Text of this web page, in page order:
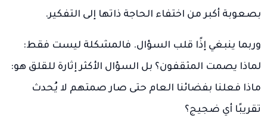
بصعوبة أكبر من اختفاء الحاجة ذاتها إلى التفكير.
وربما ينبغي إذًا قلب السؤال. فالمشكلة ليست فقط:
لماذا يصمت المثقفون؟ بل السؤال الأكثر إثارة للقلق هو:
ماذا فعلنا بفضائنا العام حتى صار صمتهم لا يُحدث
تقريبًا أي ضجيج؟